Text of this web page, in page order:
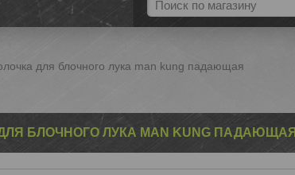
для блочного лука man kung падающая
БЛОЧНОГО ЛУКА MAN KUNG ПАДАЮЩАЯ